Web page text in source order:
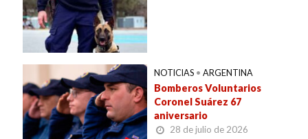
NOTICIAS • ARGENTINA
Bomberos Voluntarios
Coronel Suárez 67
aniversario
28 de julio de 2026